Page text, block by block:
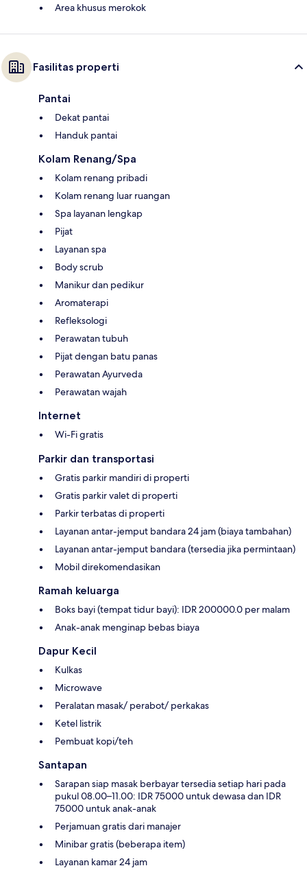
Area khusus merokok
Fasilitas properti
Pantai
Dekat pantai
Handuk pantai
Kolam Renang/Spa
Kolam renang pribadi
Kolam renang luar ruangan
Spa layanan lengkap
Pijat
Layanan spa
Body scrub
Manikur dan pedikur
Aromaterapi
Refleksologi
Perawatan tubuh
Pijat dengan batu panas
Perawatan Ayurveda
Perawatan wajah
Internet
Wi-Fi gratis
Parkir dan transportasi
Gratis parkir mandiri di properti
Gratis parkir valet di properti
Parkir terbatas di properti
Layanan antar-jemput bandara 24 jam (biaya tambahan)
Layanan antar-jemput bandara (tersedia jika permintaan)
Mobil direkomendasikan
Ramah keluarga
Boks bayi (tempat tidur bayi): IDR 200000.0 per malam
Anak-anak menginap bebas biaya
Dapur Kecil
Kulkas
Microwave
Peralatan masak/ perabot/ perkakas
Ketel listrik
Pembuat kopi/teh
Santapan
Sarapan siap masak berbayar tersedia setiap hari pada
pukul 08.00–11.00: IDR 75000 untuk dewasa dan IDR
75000 untuk anak-anak
Perjamuan gratis dari manajer
Minibar gratis (beberapa item)
Layanan kamar 24 jam